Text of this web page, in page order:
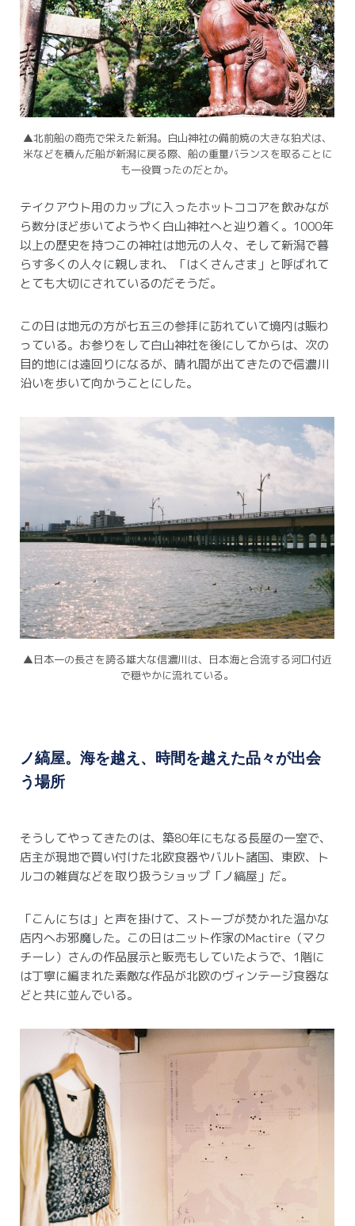
▲北前船の商売で栄えた新潟。 白山神社の備前焼の大きな狛犬は、
米などを積んだ船が新潟に戻る際、船の重量バランスを取ることに
も一役買ったのだとか。
テイクアウト用のカップに入ったホットココアを飲みなが
ら数分ほど歩いてようやく白山神社へと辿り着く。 1000年
以上の歴史を持つこの神社は地元の人々、そして新潟で暮
らす多くの人々に親しまれ、「はくさんさま」と呼ばれて
とても大切にされているのだそうだ。
この日は地元の方が七五三の参拝に訪れていて境内は賑わ
っている。 お参りをして白山神社を後にしてからは、次の
目的地には遠回りになるが、晴れ間が出てきたので信濃川
沿いを歩いて向かうことにした。
▲日本一の長さを誇る雄大な信濃川は、日本海と合流する河口付近
で穏やかに流れている。
ノ縞屋。海を越え、時間を越えた品々が出会
う場所
そうしてやってきたのは、築80年にもなる長屋の一室で、
店主が現地で買い付けた北欧食器やバルト諸国、東欧、ト
ルコの雑貨などを取り扱うショップ「ノ縞屋」だ。
「こんにちは」と声を掛けて、ストーブが焚かれた温かな
店内へお邪魔した。 この日はニット作家のMactire（マク
チーレ）さんの作品展示と販売もしていたようで、1階に
は丁寧に編まれた素敵な作品が北欧のヴィンテージ食器な
どと共に並んでいる。